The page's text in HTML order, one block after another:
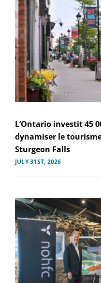
L’Ontario investit 45
dynamiser le
Sturgeon Falls
JULY 31ST, 2026